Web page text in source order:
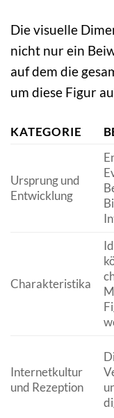
Die visuelle
nicht nur ein
auf dem die
um diese Figur
KATEGORIE
Ursprung und
Entwicklung
Charakteristika
Internetkultur
und Rezeption